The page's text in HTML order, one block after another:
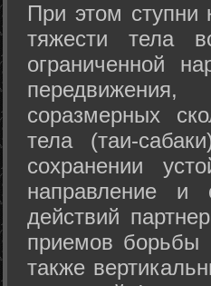
При этом
тяжести тела
ограниченной
соразмерных
тела (таи-
сохранении
направление и
действий
приемов борьбы
также